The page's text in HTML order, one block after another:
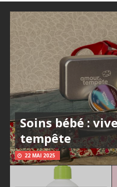
Soins bébé :
tempête
22 MAI 2025